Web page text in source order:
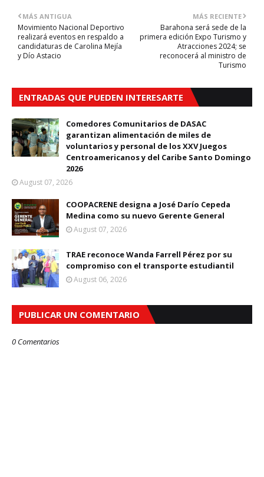
MÁS RECIENTE
Barahona será sede de la
primera edición Expo Turismo y
Atracciones 2024; se
reconocerá al ministro de
Turismo
MÁS ANTIGUA
Movimiento Nacional Deportivo
realizará eventos en respaldo a
candidaturas de Carolina Mejía
y Dío Astacio
ENTRADAS QUE PUEDEN INTERESARTE
Comedores Comunitarios de DASAC
garantizan alimentación de miles de
voluntarios y personal de los XXV Juegos
Centroamericanos y del Caribe Santo Domingo
2026
August 07, 2026
COOPACRENE designa a José Darío Cepeda
Medina como su nuevo Gerente General
August 07, 2026
TRAE reconoce Wanda Farrell Pérez por su
compromiso con el transporte estudiantil
August 06, 2026
PUBLICAR UN COMENTARIO
0 Comentarios